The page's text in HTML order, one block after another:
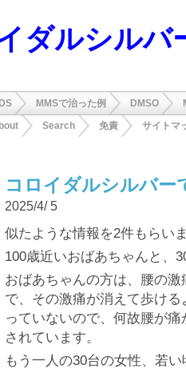
ダルシルバ
MMSで治った例 DMSO
Search 免責 サイトマ
コロイダルシルバー
2025/4/ 5
似たような情報を2件もらい
100歳近いおばあちゃんと、
おばあちゃんの方は、腰の
で、その激痛が消えて歩け
っていないので、何故腰が
されています。
もう一人の30台の女性、若